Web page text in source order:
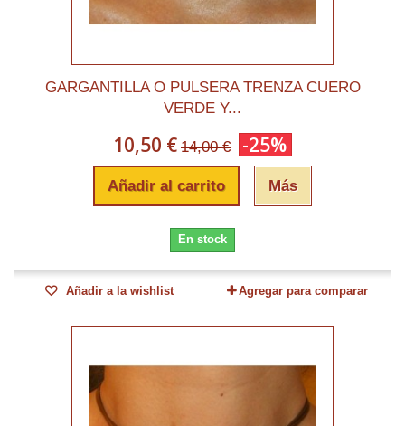
GARGANTILLA O PULSERA TRENZA CUERO
VERDE Y...
10,50 € 14,00 € -25%
Añadir al carrito Más
En stock
Añadir a la wishlist Agregar para comparar